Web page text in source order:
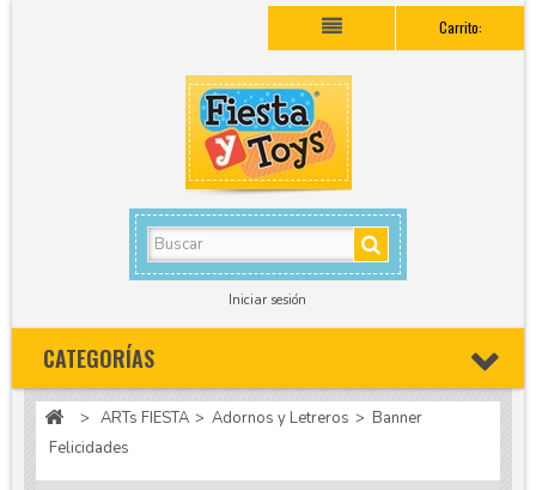
Carrito:
Iniciar sesión
CATEGORÍAS
> ARTs FIESTA > Adornos y Letreros > Banner
Felicidades